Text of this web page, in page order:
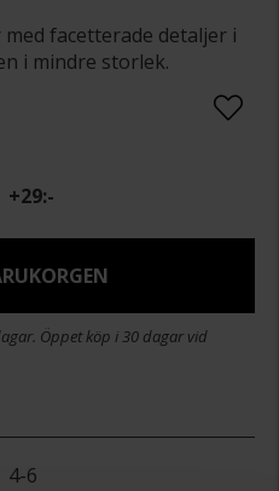
facetterade detaljer i
i mindre storlek.
+29:-
Öppet köp i 30 dagar vid
4-6